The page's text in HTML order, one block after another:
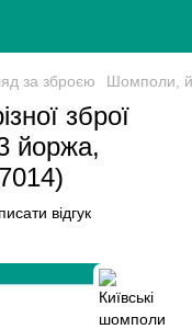
за зброєю Шомполи,
зброї
йоржа,
відгук